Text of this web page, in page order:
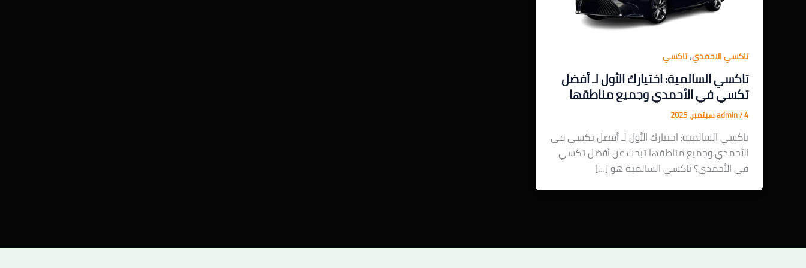
تاكسي الاحمدي,تاكسي
تاكسي السالمية: اختيارك الأول لـ أفضل
تكسي في الأحمدي وجميع مناطقها
admin/4 سبتمبر، 2025
تاكسي السالمية: اختيارك الأول لـ أفضل تكسي في
الأحمدي وجميع مناطقها تبحث عن أفضل تكسي
في الأحمدي؟ تاكسي السالمية هو […]